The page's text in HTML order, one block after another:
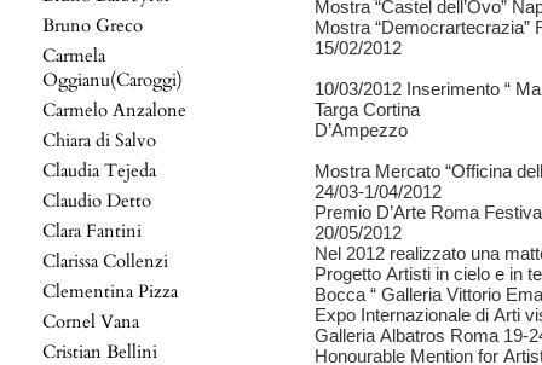
Bruno Greco
Carmela
Oggianu(Caroggi)
Carmelo Anzalone
Chiara di Salvo
Claudia Tejeda
Claudio Detto
Clara Fantini
Clarissa Collenzi
Clementina Pizza
Cornel Vana
Cristian Bellini
Mostra “Castel dell’Ovo”
Mostra “Democrartecrazia”
15/02/2012
10/03/2012 Inserimento “
Targa Cortina
D’Ampezzo
Mostra Mercato “Officina
24/03-1/04/2012
Premio D’Arte Roma
20/05/2012
Nel 2012 realizzato una
Progetto Artisti in cielo e in
Bocca “ Galleria Vittorio
Expo Internazionale di Arti
Galleria Albatros Roma 19-
Honourable Mention for